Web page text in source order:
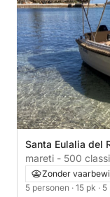
Santa Eulalia del
mareti - 500
Zonder
5 personen · 15 pk ·